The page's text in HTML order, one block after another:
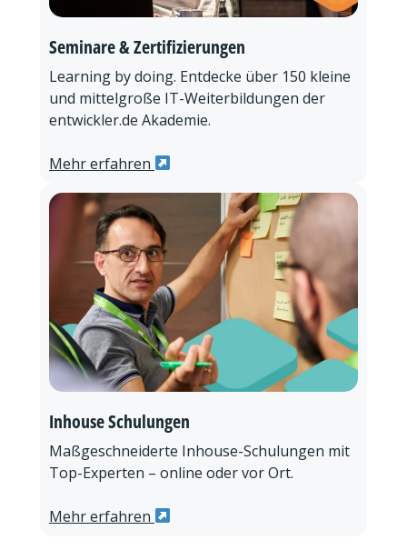
Seminare & Zertifizierungen
Learning by doing. Entdecke über 150 kleine
und mittelgroße IT-Weiterbildungen der
entwickler.de Akademie.
Mehr erfahren
Inhouse Schulungen
Maßgeschneiderte Inhouse-Schulungen mit
Top-Experten – online oder vor Ort.
Mehr erfahren